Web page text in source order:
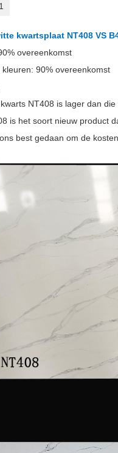
kwartsplaat NT408 VS
overeenkomst
kleuren: 90% overeenkomst
NT408 is lager dan
is het soort nieuw product
best gedaan om de